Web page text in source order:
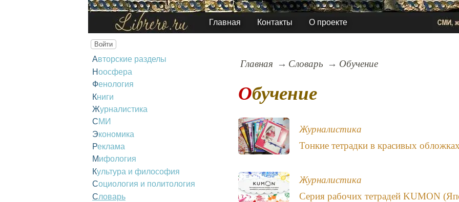
Главная Контакты О проекте
Войти
Авторские разделы
Ноосфера
Фенология
Книги
Журналистика
СМИ
Экономика
Реклама
Мифология
Культура и философия
Социология и политология
Словарь
Главная Словарь Обучение
Обучение
Журналистика
Тонкие тетрадки в красивых
Журналистика
Серия рабочих тетрадей KUMON